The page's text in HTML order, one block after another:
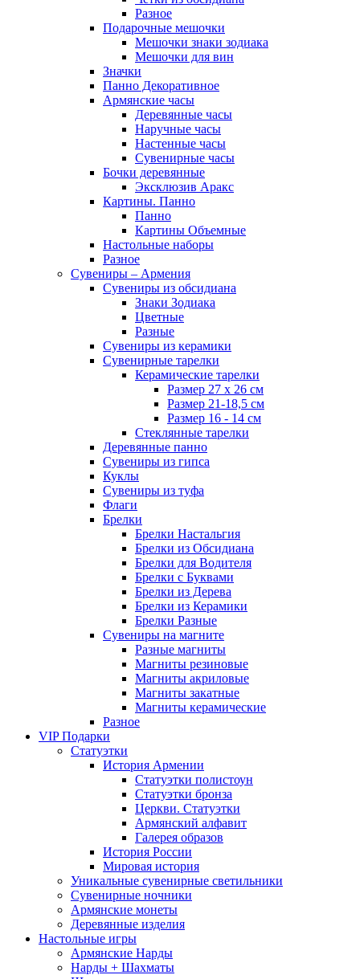
Разное
Подарочные мешочки
Мешочки знаки зодиака
Мешочки для вин
Значки
Панно Декоративное
Армянские часы
Деревянные часы
Наручные часы
Настенные часы
Сувенирные часы
Бочки деревянные
Эксклюзив Аракс
Картины. Панно
Панно
Картины Объемные
Настольные наборы
Разное
Сувениры – Армения
Сувениры из обсидиана
Знаки Зодиака
Цветные
Разные
Сувениры из керамики
Сувенирные тарелки
Керамические тарелки
Размер 27 х 26 см
Размер 21-18,5 см
Размер 16 - 14 см
Стеклянные тарелки
Деревянные панно
Сувениры из гипса
Куклы
Сувениры из туфа
Флаги
Брелки
Брелки Настальгия
Брелки из Обсидиана
Брелки для Водителя
Брелки с Буквами
Брелки из Дерева
Брелки из Керамики
Брелки Разные
Сувениры на магните
Разные магниты
Магниты резиновые
Магниты акриловые
Магниты закатные
Магниты керамические
Разное
VIP Подарки
Статуэтки
История Армении
Статуэтки полистоун
Статуэтки бронза
Церкви. Статуэтки
Армянский алфавит
Галерея образов
История России
Мировая история
Уникальные сувенирные светильники
Сувенирные ночники
Армянские монеты
Деревянные изделия
Настольные игры
Армянские Нарды
Нарды + Шахматы